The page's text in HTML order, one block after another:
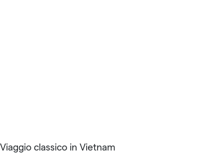
Viaggio classico in Vietnam